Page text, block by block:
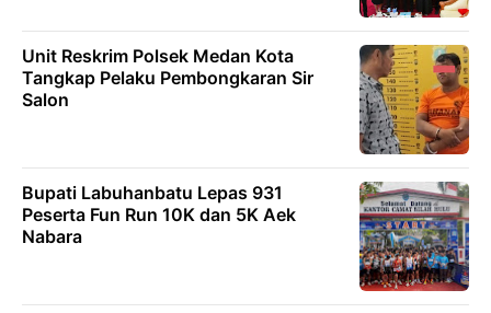
Unit Reskrim Polsek Medan Kota
Tangkap Pelaku Pembongkaran Sir
Salon
Bupati Labuhanbatu Lepas 931
Peserta Fun Run 10K dan 5K Aek
Nabara